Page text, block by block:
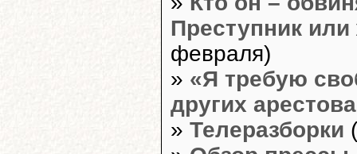
Преступник
февраля)
» «Я требую
других
» Телеразборки